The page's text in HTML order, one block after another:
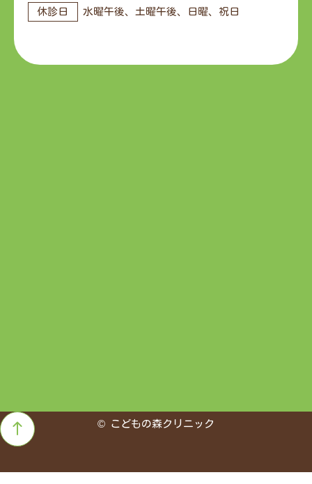
休診日
水曜午後、土曜午後、日曜、祝日
PAGE
TOP
© こどもの森クリニック